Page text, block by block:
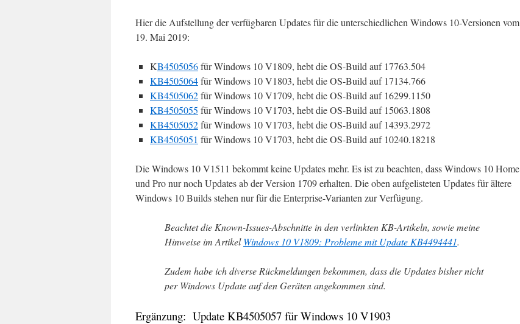
Hier die Aufstellung der verfügbaren Updates für die unterschiedlichen Windows 10-Versionen vom
19. Mai 2019:
KB4505056für Windows 10 V1809, hebt die OS-Build auf 17763.504
KB4505064für Windows 10 V1803, hebt die OS-Build auf 17134.766
KB4505062für Windows 10 V1709, hebt die OS-Build auf 16299.1150
KB4505055 für Windows 10 V1703, hebt die OS-Build auf 15063.1808
KB4505052für Windows 10 V1703, hebt die OS-Build auf 14393.2972
KB4505051 für Windows 10 V1703, hebt die OS-Build auf 10240.18218
Die Windows 10 V1511 bekommt keine Updates mehr. Es ist zu beachten, dass Windows 10 Home
und Pro nur noch Updates ab der Version 1709 erhalten. Die oben aufgelisteten Updates für ältere
Windows 10 Builds stehen nur für die Enterprise-Varianten zur Verfügung.
Beachtet die Known-Issues-Abschnitte in den verlinkten KB-Artikeln, sowie meine
Hinweise im ArtikelWindows 10 V1809: Probleme mit Update KB4494441.
Zudem habe ich diverse Rückmeldungen bekommen, dass die Updates bisher nicht
per Windows Update auf den Geräten angekommen sind.
Ergänzung: Update KB4505057 für Windows 10 V1903